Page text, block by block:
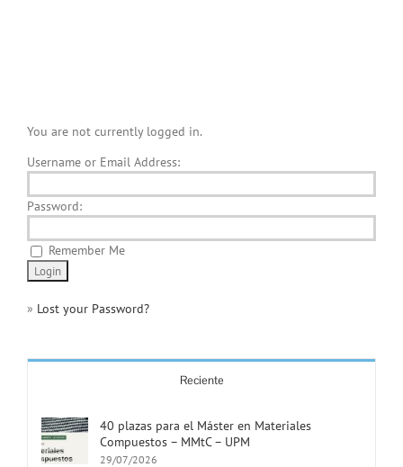
You are not currently logged in.
Username or Email Address:
Password:
Remember Me
» Lost your Password?
Reciente
40 plazas para el Máster en Materiales
Compuestos – MMtC – UPM
29/07/2026